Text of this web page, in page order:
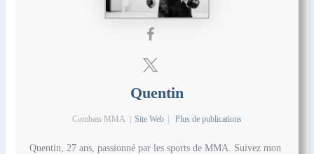
Quentin
Combats MMA | Site Web | Plus de publications
Quentin, 27 ans, passionné par les sports de MMA. Suivez mon